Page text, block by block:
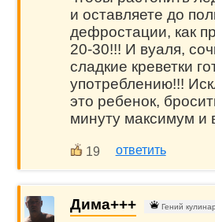
и оставляете до
дефростации, как
20-30!!! И вуаля,
сладкие креветки
употреблению!!!
это ребенок,
минуту максимум и
19 ответить
Дима+++ Гений